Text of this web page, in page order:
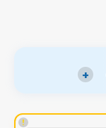
+
!